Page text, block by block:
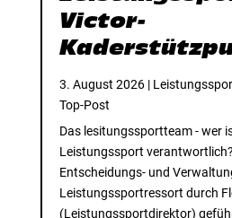
Victor-
3. August 2026|
Top-Post
Das lesitungssportteam - wer
Leistungssport
Entscheidungs- und
Leistungssportressort durch
(Leistungssportdirektor)